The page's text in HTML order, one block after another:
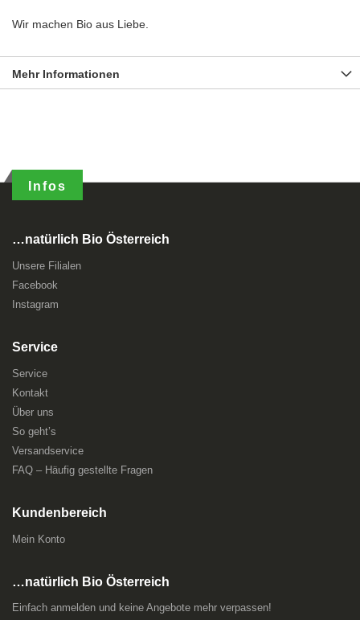
Wir machen Bio aus Liebe.
Mehr Informationen
Infos
…natürlich Bio Österreich
Unsere Filialen
Facebook
Instagram
Service
Service
Kontakt
Über uns
So geht’s
Versandservice
FAQ – Häufig gestellte Fragen
Kundenbereich
Mein Konto
…natürlich Bio Österreich
Einfach anmelden und keine Angebote mehr verpassen!